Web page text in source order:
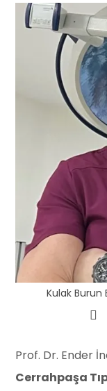
Kulak Burun
Prof. Dr. Ender
Cerrahpaşa